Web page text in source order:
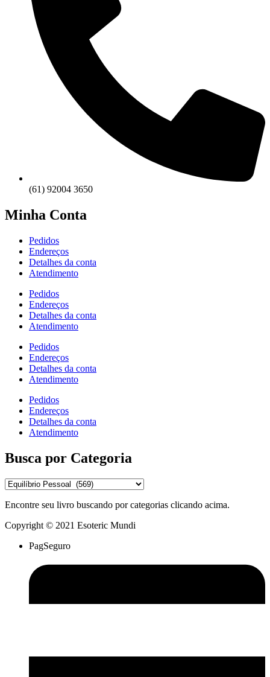
(61) 92004 3650
Minha Conta
Pedidos
Endereços
Detalhes da conta
Atendimento
Pedidos
Endereços
Detalhes da conta
Atendimento
Pedidos
Endereços
Detalhes da conta
Atendimento
Pedidos
Endereços
Detalhes da conta
Atendimento
Busca por Categoria
Encontre seu livro buscando por categorias clicando acima.
Copyright © 2021 Esoteric Mundi
PagSeguro